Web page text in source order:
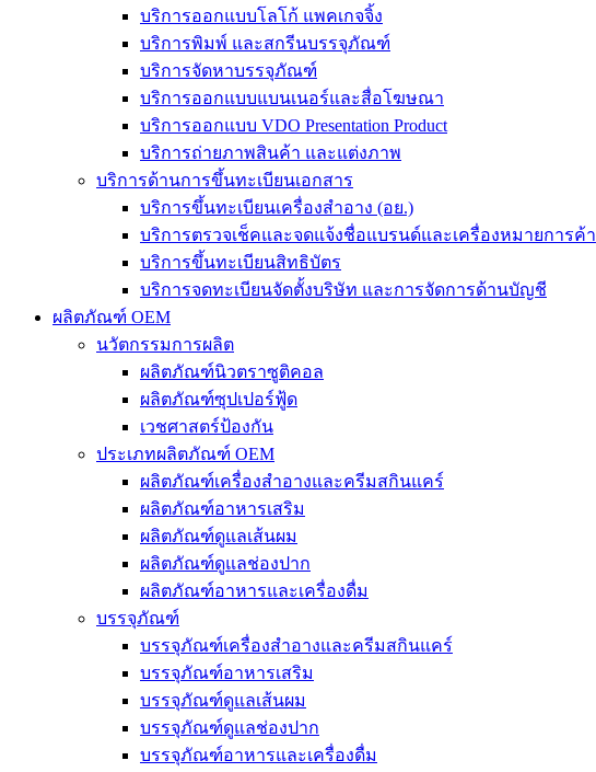
บริการออกแบบโลโก้ แพคเกจจิ้ง
บริการพิมพ์ และสกรีนบรรจุภัณฑ์
บริการจัดหาบรรจุภัณฑ์
บริการออกแบบแบนเนอร์และสื่อโฆษณา
บริการออกแบบ VDO Presentation Product
บริการถ่ายภาพสินค้า และแต่งภาพ
บริการด้านการขึ้นทะเบียนเอกสาร
บริการขึ้นทะเบียนเครื่องสำอาง (อย.)
บริการตรวจเช็คและจดแจ้งชื่อแบรนด์และเครื่องหมายการค้า
บริการขึ้นทะเบียนสิทธิบัตร
บริการจดทะเบียนจัดตั้งบริษัท และการจัดการด้านบัญชี
ผลิตภัณฑ์ OEM
นวัตกรรมการผลิต
ผลิตภัณฑ์นิวตราซูติคอล
ผลิตภัณฑ์ซุปเปอร์ฟู้ด
เวชศาสตร์ป้องกัน
ประเภทผลิตภัณฑ์ OEM
ผลิตภัณฑ์เครื่องสำอางและครีมสกินแคร์
ผลิตภัณฑ์อาหารเสริม
ผลิตภัณฑ์ดูแลเส้นผม
ผลิตภัณฑ์ดูแลช่องปาก
ผลิตภัณฑ์อาหารและเครื่องดื่ม
บรรจุภัณฑ์
บรรจุภัณฑ์เครื่องสำอางและครีมสกินแคร์
บรรจุภัณฑ์อาหารเสริม
บรรจุภัณฑ์ดูแลเส้นผม
บรรจุภัณฑ์ดูแลช่องปาก
บรรจุภัณฑ์อาหารและเครื่องดื่ม